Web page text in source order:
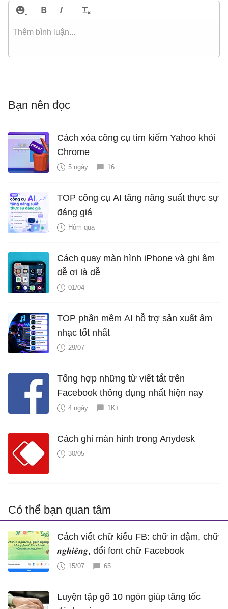
Bạn nên đọc
Cách xóa công cụ tìm kiếm Yahoo khỏi
Chrome
5 ngày 16
TOP công cụ AI tăng năng suất thực sự
đáng giá
Hôm qua
Cách quay màn hình iPhone và ghi âm
dễ ơi là dễ
01/04
TOP phần mềm AI hỗ trợ sản xuất âm
nhạc tốt nhất
29/07
Tổng hợp những từ viết tắt trên
Facebook thông dụng nhất hiện nay
4 ngày 1K+
Cách ghi màn hình trong Anydesk
30/05
Có thể bạn quan tâm
Cách viết chữ kiểu FB: chữ in đậm, chữ
𝒏𝒈𝒉𝒊𝒆̂𝒏𝒈, đổi font chữ Facebook
15/07 65
Luyện tập gõ 10 ngón giúp tăng tốc